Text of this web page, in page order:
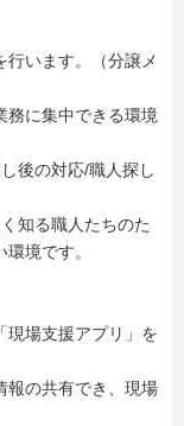
行います。（分譲メ
務に集中できる環境
後の対応/職人探し
知る職人たちのた
境です。
現場支援アプリ」を
報の共有でき、現場